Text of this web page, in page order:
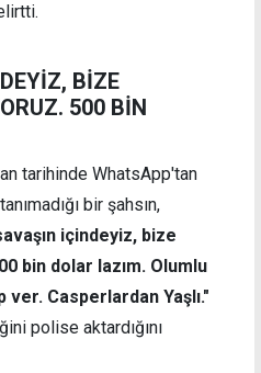
BİZE
500 BİN
tarihinde WhatsApp'tan
bir şahsın,
içindeyiz, bize
bin dolar lazım. Olumlu
Casperlardan Yaşlı."
polise aktardığını